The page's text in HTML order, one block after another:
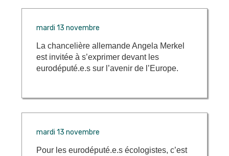
mardi 13 novembre
La chancelière allemande Angela Merkel
est invitée à s’exprimer devant les
eurodéputé.e.s sur l’avenir de l’Europe.
mardi 13 novembre
Pour les eurodéputé.e.s écologistes, c’est